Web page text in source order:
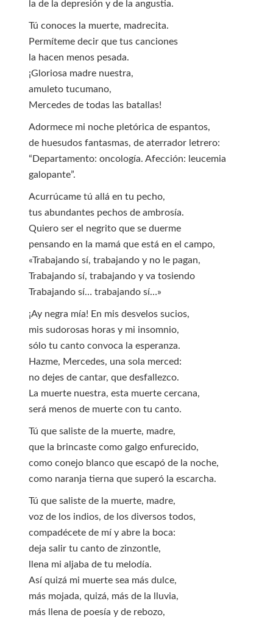
la de la depresión y de la angustia.
Tú conoces la muerte, madrecita.
Permíteme decir que tus canciones
la hacen menos pesada.
¡Gloriosa madre nuestra,
amuleto tucumano,
Mercedes de todas las batallas!
Adormece mi noche pletórica de espantos,
de huesudos fantasmas, de aterrador letrero:
“Departamento: oncología. Afección: leucemia
galopante”.
Acurrúcame tú allá en tu pecho,
tus abundantes pechos de ambrosía.
Quiero ser el negrito que se duerme
pensando en la mamá que está en el campo,
«Trabajando sí, trabajando y no le pagan,
Trabajando sí, trabajando y va tosiendo
Trabajando sí… trabajando sí…»
¡Ay negra mía! En mis desvelos sucios,
mis sudorosas horas y mi insomnio,
sólo tu canto convoca la esperanza.
Hazme, Mercedes, una sola merced:
no dejes de cantar, que desfallezco.
La muerte nuestra, esta muerte cercana,
será menos de muerte con tu canto.
Tú que saliste de la muerte, madre,
que la brincaste como galgo enfurecido,
como conejo blanco que escapó de la noche,
como naranja tierna que superó la escarcha.
Tú que saliste de la muerte, madre,
voz de los indios, de los diversos todos,
compadécete de mí y abre la boca:
deja salir tu canto de zinzontle,
llena mi aljaba de tu melodía.
Así quizá mi muerte sea más dulce,
más mojada, quizá, más de la lluvia,
más llena de poesía y de rebozo,